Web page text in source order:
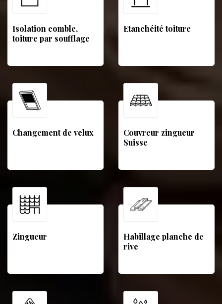
Isolation comble,
toiture par soufflage
Etanchéité toiture
Changement de velux
Couvreur zingueur
Suisse
Zingueur
Habillage planche de
rive